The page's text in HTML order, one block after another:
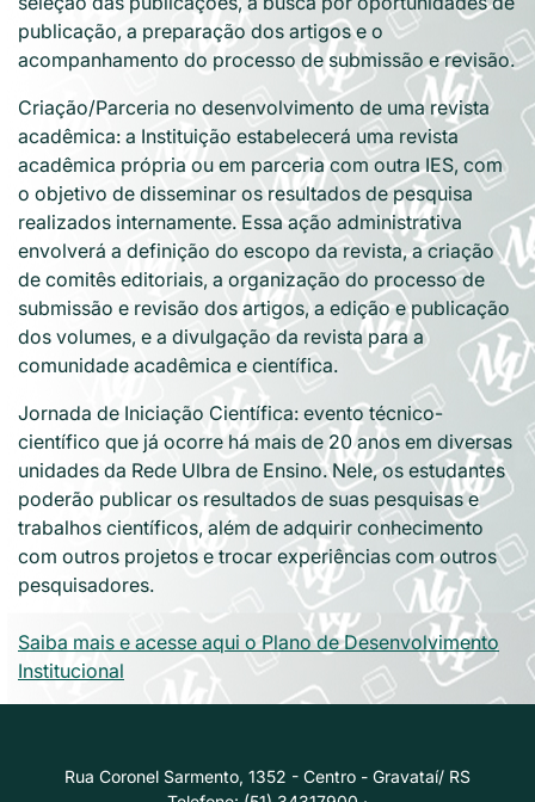
publicação, a preparação dos artigos e o
acompanhamento do processo de submissão e revisão.
Criação/Parceria no desenvolvimento de uma revista
acadêmica: a Instituição estabelecerá uma revista
acadêmica própria ou em parceria com outra IES, com
o objetivo de disseminar os resultados de pesquisa
realizados internamente. Essa ação administrativa
envolverá a definição do escopo da revista, a criação
de comitês editoriais, a organização do processo de
submissão e revisão dos artigos, a edição e publicação
dos volumes, e a divulgação da revista para a
comunidade acadêmica e científica.
Jornada de Iniciação Científica: evento técnico-
científico que já ocorre há mais de 20 anos em diversas
unidades da Rede Ulbra de Ensino. Nele, os estudantes
poderão publicar os resultados de suas pesquisas e
trabalhos científicos, além de adquirir conhecimento
com outros projetos e trocar experiências com outros
pesquisadores.
Saiba mais e acesse aqui o Plano de Desenvolvimento
Institucional
Rua Coronel Sarmento, 1352 - Centro - Gravataí/ RS